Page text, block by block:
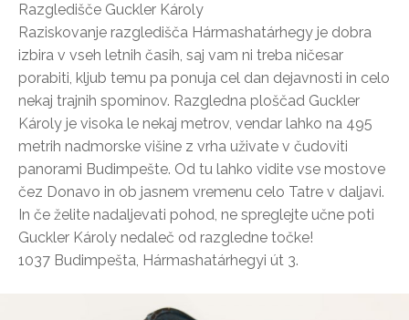
Razgledišče Guckler Károly
Raziskovanje razgledišča Hármashatárhegy je dobra
izbira v vseh letnih časih, saj vam ni treba ničesar
porabiti, kljub temu pa ponuja cel dan dejavnosti in celo
nekaj trajnih spominov. Razgledna ploščad Guckler
Károly je visoka le nekaj metrov, vendar lahko na 495
metrih nadmorske višine z vrha uživate v čudoviti
panorami Budimpešte. Od tu lahko vidite vse mostove
čez Donavo in ob jasnem vremenu celo Tatre v daljavi.
In če želite nadaljevati pohod, ne spreglejte učne poti
Guckler Károly nedaleč od razgledne točke!
1037 Budimpešta, Hármashatárhegyi út 3.